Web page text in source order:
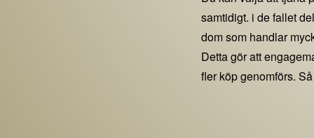
samtidigt. i de fallet
dom som handlar
Detta gör att
fler köp genomförs.